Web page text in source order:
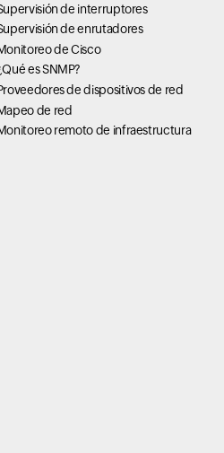
de interruptores
de enrutadores
de Cisco
es SNMP?
de dispositivos de red
de red
remoto de infraestructura